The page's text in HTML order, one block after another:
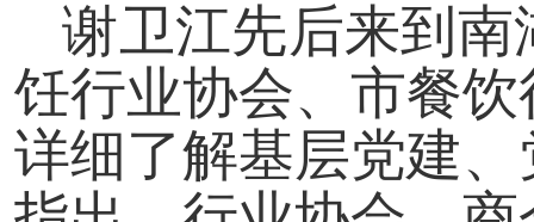
谢卫江先后来到
饪行业协会、市餐
详细了解基层党建